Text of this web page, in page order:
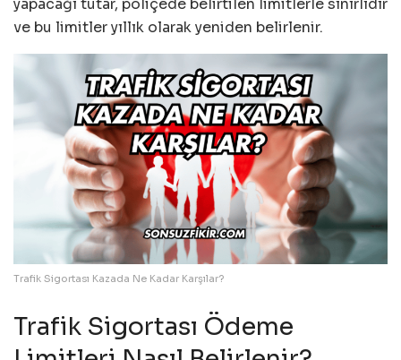
yapacağı tutar, poliçede belirtilen limitlerle sınırlıdır
ve bu limitler yıllık olarak yeniden belirlenir.
Trafik Sigortası Kazada Ne Kadar Karşılar?
Trafik Sigortası Ödeme